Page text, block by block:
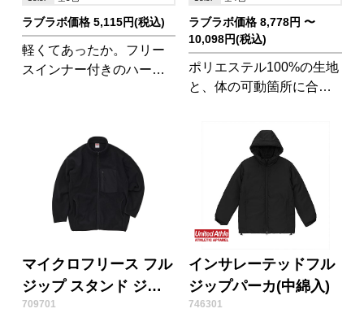
ラブラボ価格 5,115円(税込)
軽くてあったか。フリー
スインナー付きのハーフ
ラブラボ価格 8,778円 〜
10,098円(税込)
ポリエステル100%の生地
と、体の可動箇所に合わ
動性を両立!
マイクロフリース フル
ジップ スタンド ジャ
ケット(一重)
709701
インサレーテッドフル
ジップパーカ(中綿入)
746301